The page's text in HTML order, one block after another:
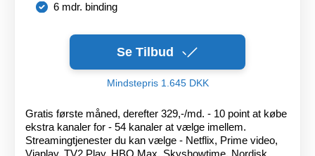
6 mdr. binding
Se Tilbud
Mindstepris 1.645 DKK
Gratis første måned, derefter 329,-/md. - 10 point at købe
ekstra kanaler for - 54 kanaler at vælge imellem.
Streamingtjenester du kan vælge - Netflix, Prime video,
Viaplay, TV2 Play, HBO Max, Skyshowtime, Nordisk